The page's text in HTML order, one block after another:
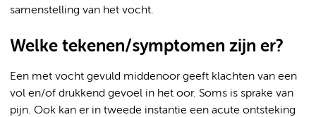
samenstelling van het vocht.
Welke tekenen/symptomen zijn er?
Een met vocht gevuld middenoor geeft klachten van een
vol en/of drukkend gevoel in het oor. Soms is sprake van
pijn. Ook kan er in tweede instantie een acute ontsteking